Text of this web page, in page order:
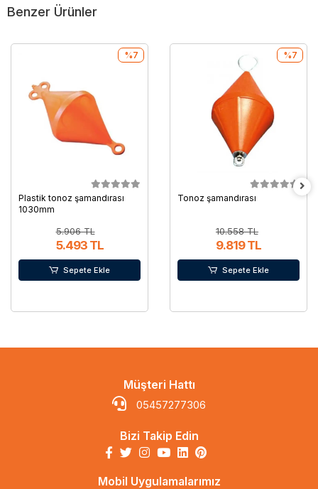
Benzer Ürünler
Plastik tonoz şamandırası
1030mm
5.906 TL
5.493 TL
%7
Sepete Ekle
Tonoz şamandırası
10.558 TL
9.819 TL
%7
Sepete Ekle
Müşteri Hattı
05457277306
Bizi Takip Edin
Mobil Uygulamalarımız